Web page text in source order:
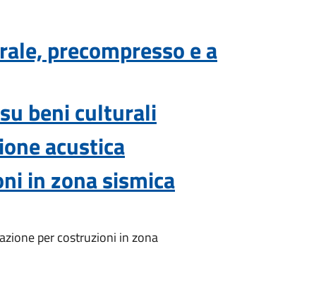
precompresso e a
beni culturali
acustica
in zona sismica
per costruzioni in zona